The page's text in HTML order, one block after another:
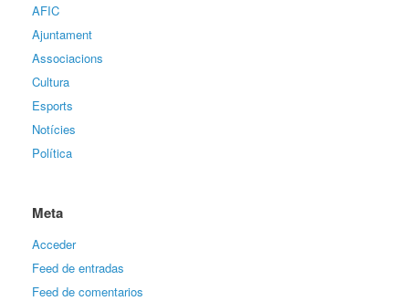
AFIC
Ajuntament
Associacions
Cultura
Esports
Notícies
Política
Meta
Acceder
Feed de entradas
Feed de comentarios